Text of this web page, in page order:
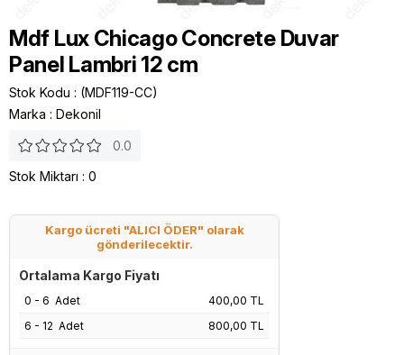
Mdf Lux Chicago Concrete Duvar
Panel Lambri 12 cm
Stok Kodu
(MDF119-CC)
Marka : Dekonil
0.0
Stok Miktarı : 0
Kargo ücreti "ALICI ÖDER" olarak
gönderilecektir.
Ortalama Kargo Fiyatı
0 - 6 Adet
400,00 TL
6 - 12 Adet
800,00 TL